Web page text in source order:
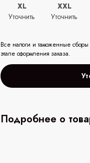
XL
Уточнить
XXL
Уточнить
Все налоги и таможенные сборы
этапе оформления заказа.
Подробнее о